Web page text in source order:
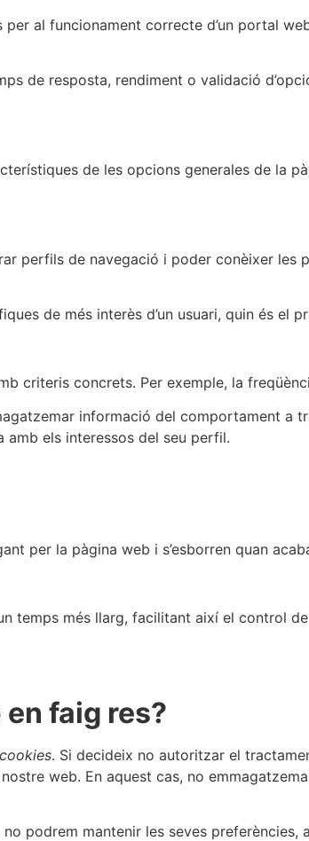
al funcionament correcte d’un portal
de resposta, rendiment o validació
de les opcions generales de la
perfils de navegació i poder conèixer les
de més interès d’un usuari, quin és el
criteris concrets. Per exemple, la
informació del comportament a
els interessos del seu perfil.
per la pàgina web i s’esborren quan
temps més llarg, facilitant així el control
en faig res?
cookies. Si decideix no autoritzar el
web. En aquest cas, no
podrem mantenir les seves preferències,